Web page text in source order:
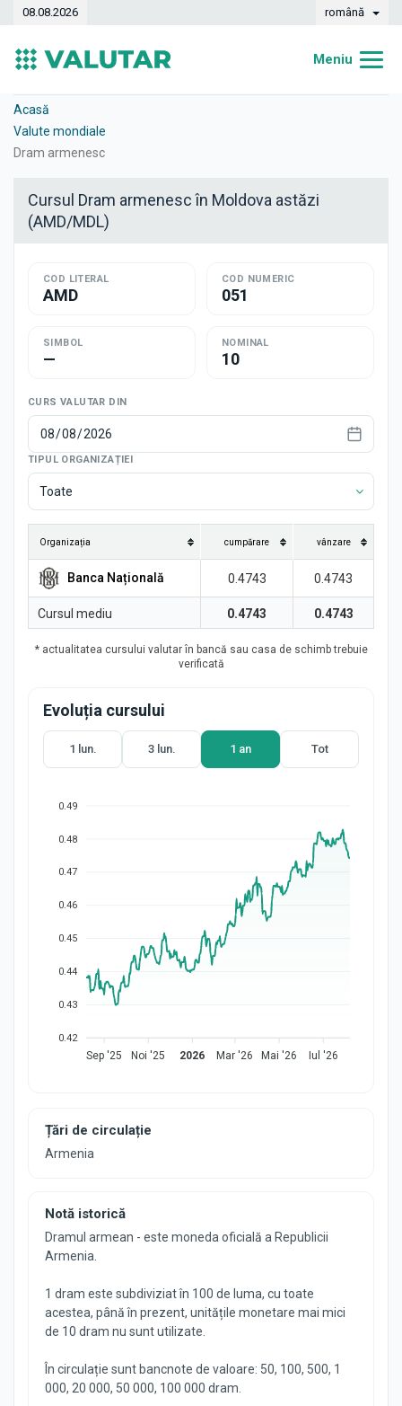
08.08.2026 română
Meniu
Case de schimb
Transferuri de bani
Acasă
Valute mondiale
Dram armenesc
Cursul Dram armenesc în Moldova astăzi
(AMD/MDL)
COD LITERAL
AMD
COD NUMERIC
051
SIMBOL
—
NOMINAL
10
CURS VALUTAR DIN
TIPUL ORGANIZAȚIEI
Toate
Organizația cumpărare vânzare
Banca Națională 0.4743 0.4743
Cursul mediu 0.4743 0.4743
* actualitatea cursului valutar în bancă sau casa de schimb trebuie
verificată
Evoluția cursului
1 lun. 3 lun. 1 an Tot
0.49
0.48
0.47
0.46
0.45
0.44
0.43
0.42
Sep '25 Noi '25 2026 Mar '26 Mai '26 Iul '26
Țări de circulație
Armenia
Notă istorică
Dramul armean - este moneda oficială a Republicii
Armenia.
1 dram este subdiviziat în 100 de luma, cu toate
acestea, până în prezent, unitățile monetare mai mici
de 10 dram nu sunt utilizate.
În circulație sunt bancnote de valoare: 50, 100, 500, 1
000, 20 000, 50 000, 100 000 dram.